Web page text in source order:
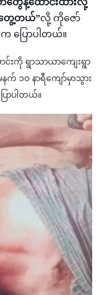
နဲ့ထောင်းထားလို့
တွေ့တယ်”လို့ ကိုဇော်
ပြောပါတယ်။
းကို ရွာသာယာကျေးရွာ
၀ နာရီကျော်မှာသွား
ာပါတယ်။